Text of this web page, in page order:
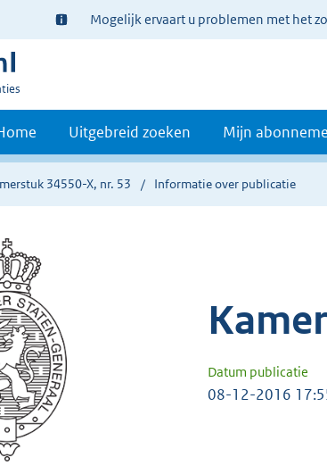
Ter
informatie:
Mogelijk ervaart u problemen met het
Uitgebreid zoeken Mijn
34550-X, nr. 53 Informatie over publicatie
Datum publicatie
08-12-2016